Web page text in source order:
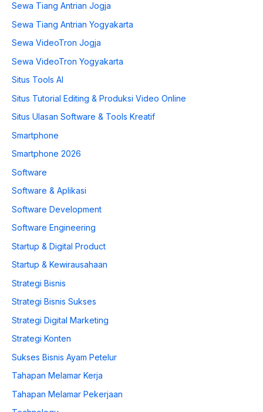
Sewa Tiang Antrian Jogja
Sewa Tiang Antrian Yogyakarta
Sewa VideoTron Jogja
Sewa VideoTron Yogyakarta
Situs Tools AI
Situs Tutorial Editing & Produksi Video Online
Situs Ulasan Software & Tools Kreatif
Smartphone
Smartphone 2026
Software
Software & Aplikasi
Software Development
Software Engineering
Startup & Digital Product
Startup & Kewirausahaan
Strategi Bisnis
Strategi Bisnis Sukses
Strategi Digital Marketing
Strategi Konten
Sukses Bisnis Ayam Petelur
Tahapan Melamar Kerja
Tahapan Melamar Pekerjaan